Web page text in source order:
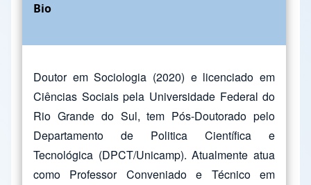
Bio
Doutor em Sociologia (2020) e licenciado em
Ciências Sociais pela Universidade Federal do
Rio Grande do Sul, tem Pós-Doutorado pelo
Departamento de Politica Científica e
Tecnológica (DPCT/Unicamp). Atualmente atua
como Professor Conveniado e Técnico em